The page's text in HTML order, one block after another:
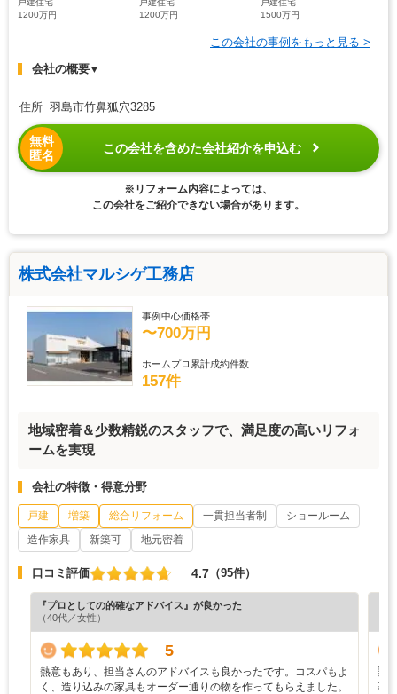
戸建住宅
1200万円
戸建住宅
1200万円
戸建住宅
1500万円
この会社の事例をもっと見る >
会社の概要▼
住所 羽島市竹鼻狐穴3285
無料
匿名
この会社を含めた会社紹介を申込む
※リフォーム内容によっては、
この会社をご紹介できない場合があります。
株式会社マルシゲ工務店
事例中心価格帯
〜700万円
ホームプロ累計成約件数
157件
地域密着＆少数精鋭のスタッフで、満足度の高いリフォ
ームを実現
会社の特徴・得意分野
戸建 増築 総合リフォーム 一貫担当者制
ショールーム
造作家具
新築可 地元密着
口コミ評価 4.7 （95件）
『プロとしての的確なアドバイス』が良かった
（40代／女性）
5
熱意もあり、担当さんのアドバイスも良かったです。コスパもよ
く、造り込みの家具もオーダー通りの物を作ってもらえました。
設
事